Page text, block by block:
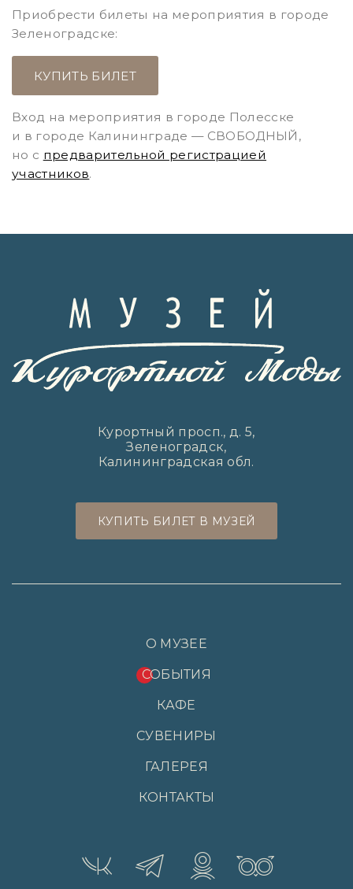
Приобрести билеты на мероприятия в городе
Зеленоградске:
КУПИТЬ БИЛЕТ
Вход на мероприятия в городе Полесске
и в городе Калининграде — СВОБОДНЫЙ,
но с предварительной регистрацией
участников.
Курортный просп., д. 5,
Зеленоградск,
Калининградская обл.
КУПИТЬ БИЛЕТ В МУЗЕЙ
О МУЗЕЕ
СОБЫТИЯ
КАФЕ
СУВЕНИРЫ
ГАЛЕРЕЯ
КОНТАКТЫ